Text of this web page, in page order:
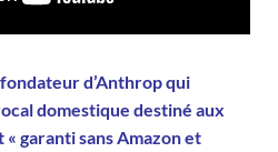
d’Anthrop qui
domestique destiné aux
garanti sans Amazon et